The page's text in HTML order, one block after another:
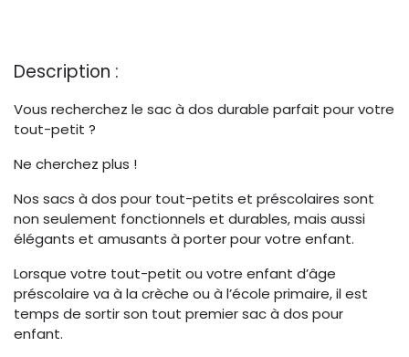
Description :
Vous recherchez le sac à dos durable parfait pour votre
tout-petit ?
Ne cherchez plus !
Nos sacs à dos pour tout-petits et préscolaires sont
non seulement fonctionnels et durables, mais aussi
élégants et amusants à porter pour votre enfant.
Lorsque votre tout-petit ou votre enfant d’âge
préscolaire va à la crèche ou à l’école primaire, il est
temps de sortir son tout premier sac à dos pour
enfant.